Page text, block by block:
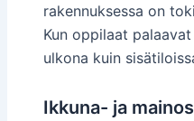
rakennuksessa on
Kun oppilaat
ulkona kuin
Ikkuna- ja